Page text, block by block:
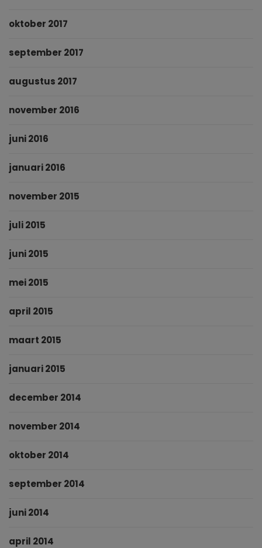
oktober 2017
september 2017
augustus 2017
november 2016
juni 2016
januari 2016
november 2015
juli 2015
juni 2015
mei 2015
april 2015
maart 2015
januari 2015
december 2014
november 2014
oktober 2014
september 2014
juni 2014
april 2014